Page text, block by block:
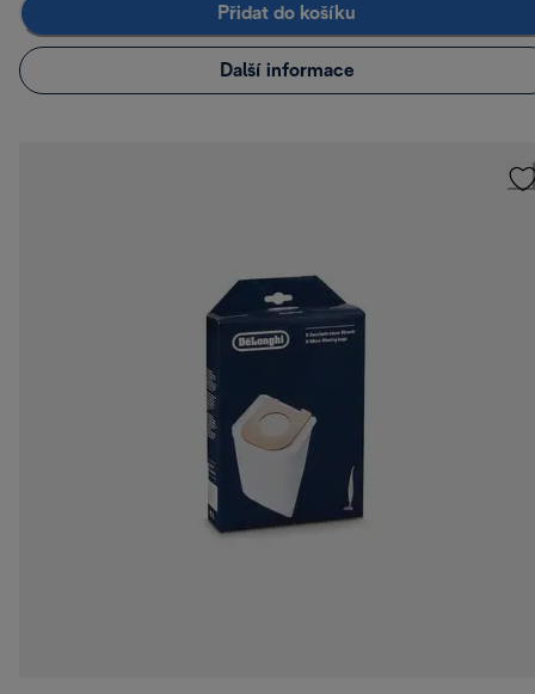
Přidat do košíku
Další informace